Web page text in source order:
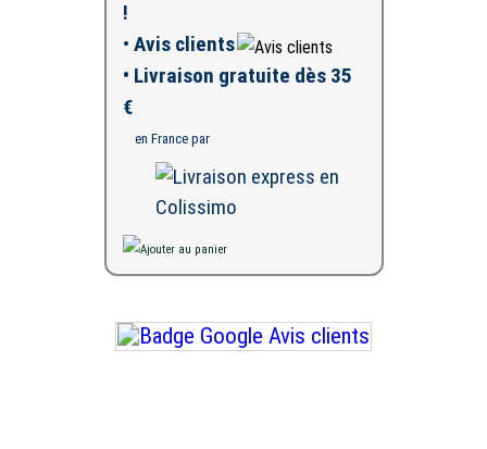
!
• Avis clients
• Livraison gratuite dès 35
€
en France par